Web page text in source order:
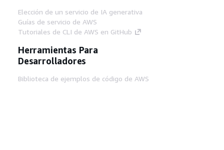
Elección de un servicio de IA generativa
Guías de servicio de AWS
Tutoriales de CLI de AWS en GitHub
Herramientas Para
Desarrolladores
Biblioteca de ejemplos de código de AWS